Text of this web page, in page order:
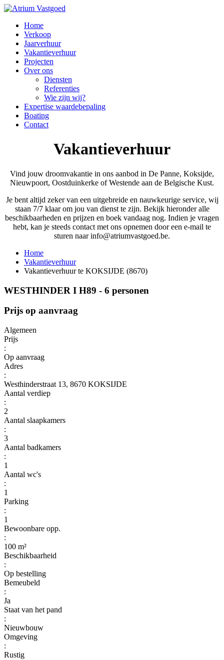
Home
Verkoop
Jaarverhuur
Vakantieverhuur
Projecten
Over ons
Diensten
Referenties
Wie zijn wij?
Expertise waardebepaling
Boating
Contact
Vakantieverhuur
Vind jouw droomvakantie in ons aanbod in De Panne, Koksijde,
Nieuwpoort, Oostduinkerke of Westende aan de Belgische Kust.
Je bent altijd zeker van een uitgebreide en nauwkeurige service, wij
staan 7/7 klaar om jou van dienst te zijn. Bekijk hieronder alle
beschikbaarheden en prijzen en boek vandaag nog. Indien je vragen
hebt, kan je steeds contact met ons opnemen door een e-mail te
sturen naar info@atriumvastgoed.be.
Home
Vakantieverhuur
Vakantieverhuur te KOKSIJDE (8670)
WESTHINDER I H89 - 6 personen
Prijs op aanvraag
Algemeen
Prijs
:
Op aanvraag
Adres
:
Westhinderstraat 13, 8670 KOKSIJDE
Aantal verdiep
:
2
Aantal slaapkamers
:
3
Aantal badkamers
:
1
Aantal wc's
:
1
Parking
:
1
Bewoonbare opp.
:
100 m²
Beschikbaarheid
:
Op bestelling
Bemeubeld
:
Ja
Staat van het pand
:
Nieuwbouw
Omgeving
:
Rustig